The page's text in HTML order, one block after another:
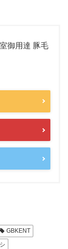
御用達 豚毛
GBKENT